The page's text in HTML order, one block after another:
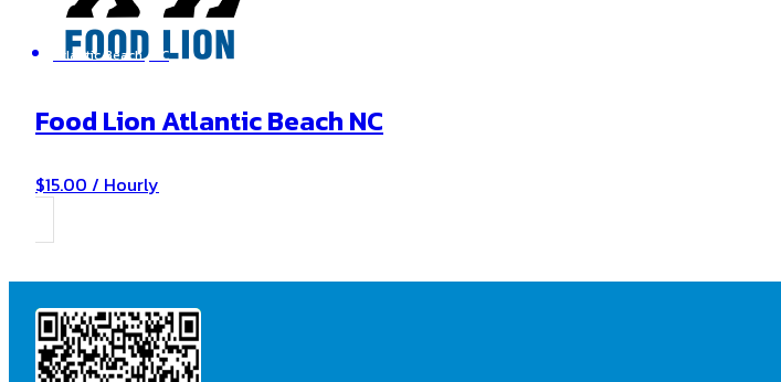
Atlantic Beach , NC
Food Lion Atlantic Beach NC
$15.00 / Hourly